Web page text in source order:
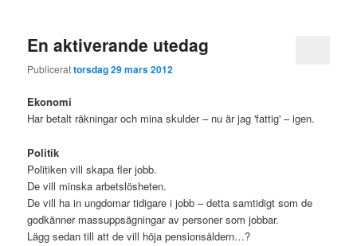
En aktiverande utedag
Publicerattorsdag 29 mars 2012
Ekonomi
Har betalt räkningar och mina skulder – nu är jag 'fattig' – igen.
Politik
Politiken vill skapa fler jobb.
De vill minska arbetslösheten.
De vill ha in ungdomar tidigare i jobb – detta samtidigt som de
godkänner massuppsägningar av personer som jobbar.
Lägg sedan till att de vill höja pensionsåldern…?